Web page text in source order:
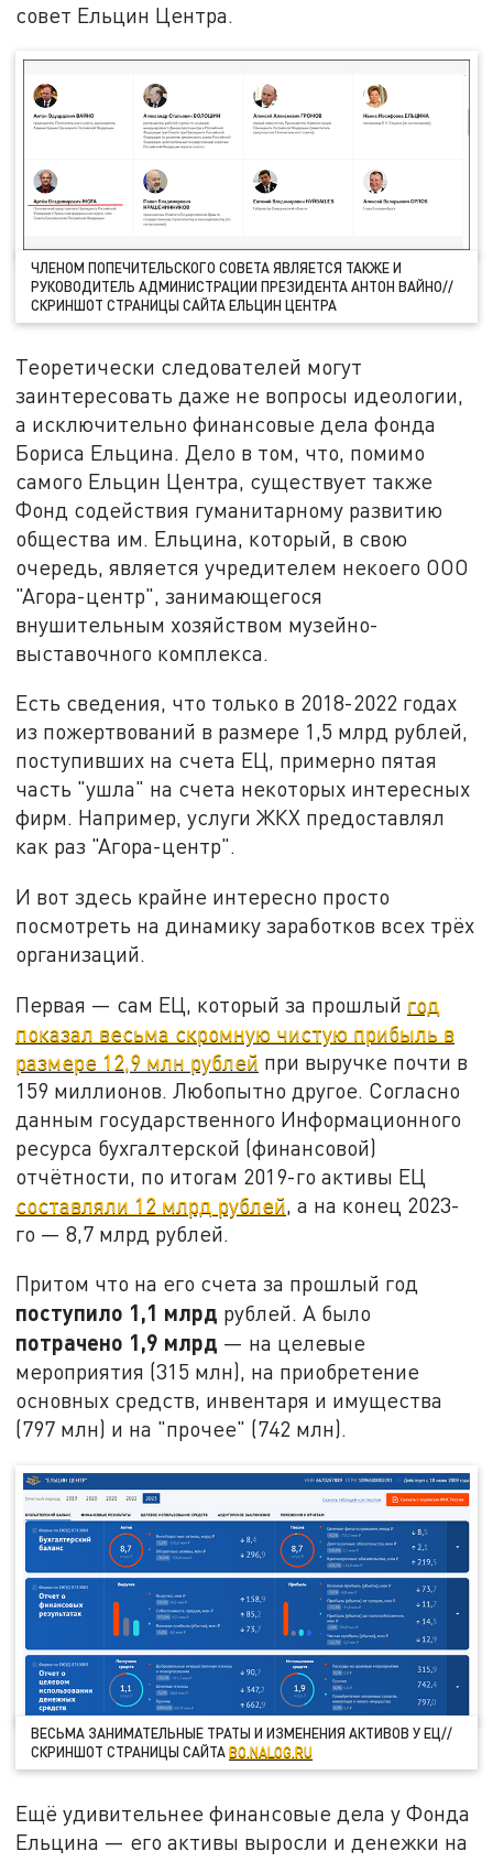
совет Ельцин Центра.
ЧЛЕНОМ ПОПЕЧИТЕЛЬСКОГО СОВЕТА ЯВЛЯЕТСЯ ТАКЖЕ И
РУКОВОДИТЕЛЬ АДМИНИСТРАЦИИ ПРЕЗИДЕНТА АНТОН ВАЙНО//
СКРИНШОТ СТРАНИЦЫ САЙТА ЕЛЬЦИН ЦЕНТРА
Теоретически следователей могут
заинтересовать даже не вопросы идеологии,
а исключительно финансовые дела фонда
Бориса Ельцина. Дело в том, что, помимо
самого Ельцин Центра, существует также
Фонд содействия гуманитарному развитию
общества им. Ельцина, который, в свою
очередь, является учредителем некоего ООО
"Агора-центр", занимающегося
внушительным хозяйством музейно-
выставочного комплекса.
Есть сведения, что только в 2018-2022 годах
из пожертвований в размере 1,5 млрд рублей,
поступивших на счета ЕЦ, примерно пятая
часть "ушла" на счета некоторых интересных
фирм. Например, услуги ЖКХ предоставлял
как раз "Агора-центр".
И вот здесь крайне интересно просто
посмотреть на динамику заработков всех трёх
организаций.
Первая — сам ЕЦ, который за прошлый год
показал весьма скромную чистую прибыль в
размере 12,9 млн рублей при выручке почти в
159 миллионов. Любопытно другое. Согласно
данным государственного Информационного
ресурса бухгалтерской (финансовой)
отчётности, по итогам 2019-го активы ЕЦ
составляли 12 млрд рублей, а на конец 2023-
го — 8,7 млрд рублей.
Притом что на его счета за прошлый год
поступило 1,1 млрд рублей. А было
потрачено 1,9 млрд — на целевые
мероприятия (315 млн), на приобретение
основных средств, инвентаря и имущества
(797 млн) и на "прочее" (742 млн).
ВЕСЬМА ЗАНИМАТЕЛЬНЫЕ ТРАТЫ И ИЗМЕНЕНИЯ АКТИВОВ У ЕЦ//
СКРИНШОТ СТРАНИЦЫ САЙТАBO.NALOG.RU
Ещё удивительнее финансовые дела у Фонда
Ельцина — его активы выросли и денежки на